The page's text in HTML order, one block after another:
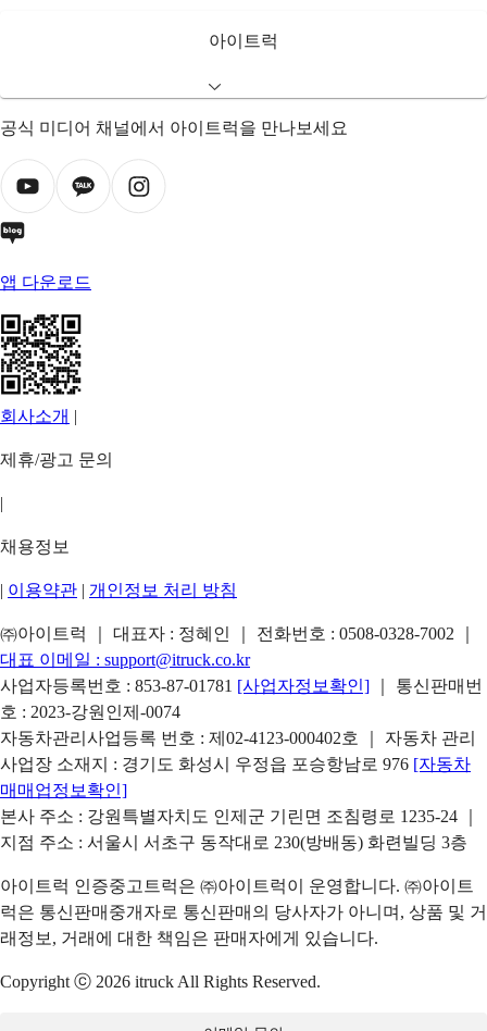
아이트럭
공식 미디어 채널에서 아이트럭을 만나보세요
앱 다운로드
회사소개 |
제휴/광고 문의
|
채용정보
| 이용약관 | 개인정보 처리 방침
㈜아이트럭 ｜ 대표자 : 정혜인 ｜ 전화번호 : 0508-0328-7002
대표 이메일 : support@itruck.co.kr
사업자등록번호 : 853-87-01781 [사업자정보확인]
｜ 통신판매번
호 : 2023-강원인제-0074
자동차관리사업등록 번호 : 제02-4123-000402호 ｜ 자동차 관리
사업장 소재지 : 경기도 화성시 우정읍 포승항남로 976 [자동차
매매업정보확인]
본사 주소 : 강원특별자치도 인제군 기린면 조침령로 1235-24 ｜
지점 주소 : 서울시 서초구 동작대로 230(방배동) 화련빌딩 3층
아이트럭 인증중고트럭은 ㈜아이트럭이 운영합니다. ㈜아이트
럭은 통신판매중개자로 통신판매의 당사자가 아니며, 상품 및 거
래정보, 거래에 대한 책임은 판매자에게 있습니다.
Copyright ⓒ 2026 itruck All Rights Reserved.